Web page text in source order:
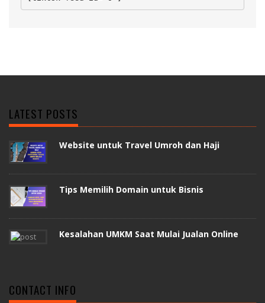
LATEST POSTS
Website untuk Travel Umroh dan Haji
Tips Memilih Domain untuk Bisnis
Kesalahan UMKM Saat Mulai Jualan Online
CONTACT INFO